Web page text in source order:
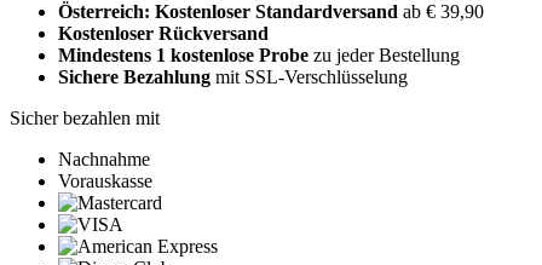
Österreich: Kostenloser Standardversand ab € 39,90
Kostenloser Rückversand
Mindestens 1 kostenlose Probe zu jeder Bestellung
Sichere Bezahlung mit SSL-Verschlüsselung
Sicher bezahlen mit
Nachnahme
Vorauskasse